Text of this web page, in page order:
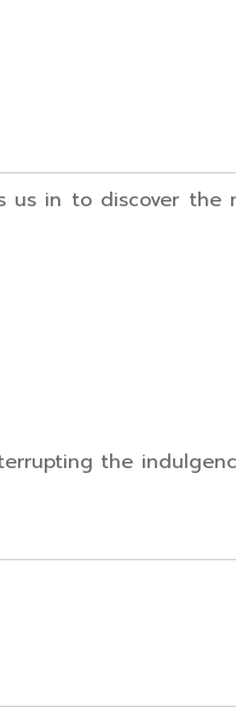
us in to discover
the